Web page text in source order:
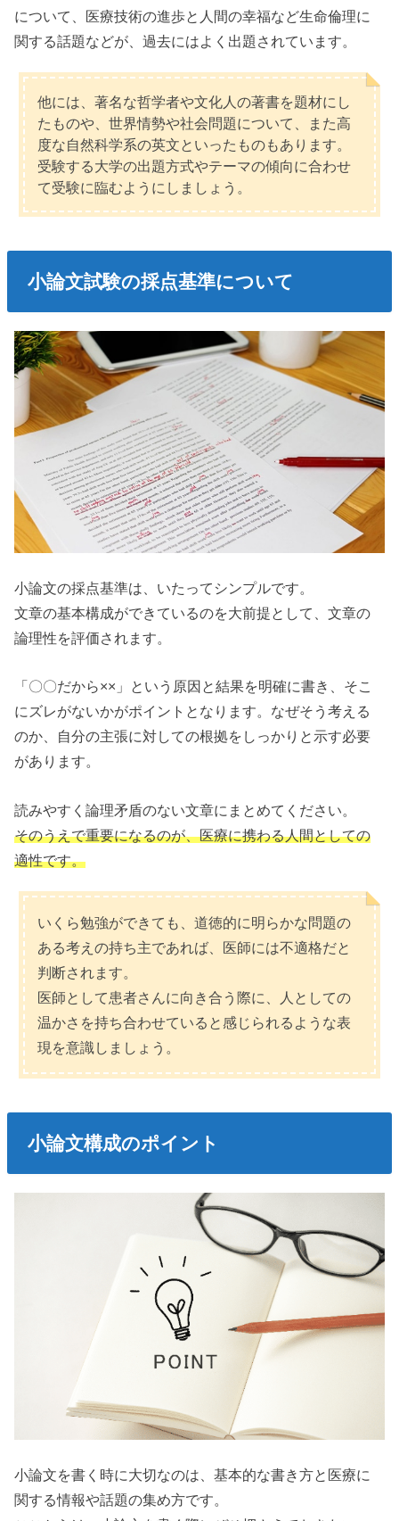
について、医療技術の進歩と人間の幸福など生命倫理に
関する話題などが、過去にはよく出題されています。
他には、著名な哲学者や文化人の著書を題材にし
たものや、世界情勢や社会問題について、また高
度な自然科学系の英文といったものもあります。
受験する大学の出題方式やテーマの傾向に合わせ
て受験に臨むようにしましょう。
小論文試験の採点基準について
小論文の採点基準は、いたってシンプルです。
文章の基本構成ができているのを大前提として、文章の
論理性を評価されます。
「〇〇だから××」という原因と結果を明確に書き、そこ
にズレがないかがポイントとなります。なぜそう考える
のか、自分の主張に対しての根拠をしっかりと示す必要
があります。
読みやすく論理矛盾のない文章にまとめてください。
そのうえで重要になるのが、医療に携わる人間としての
適性です。
いくら勉強ができても、道徳的に明らかな問題の
ある考えの持ち主であれば、医師には不適格だと
判断されます。
医師として患者さんに向き合う際に、人としての
温かさを持ち合わせていると感じられるような表
現を意識しましょう。
小論文構成のポイント
小論文を書く時に大切なのは、基本的な書き方と医療に
関する情報や話題の集め方です。